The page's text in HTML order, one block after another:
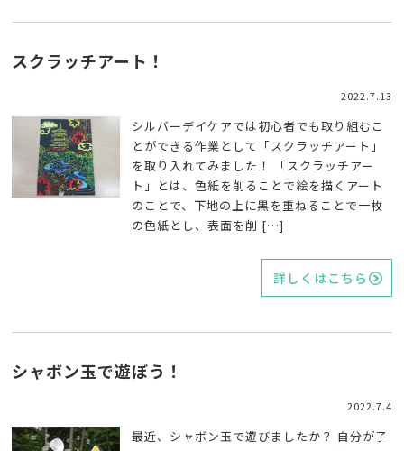
スクラッチアート！
2022.7.13
シルバーデイケアでは初心者でも取り組むこ
とができる作業として「スクラッチアート」
を取り入れてみました！ 「スクラッチアー
ト」とは、色紙を削ることで絵を描くアート
のことで、下地の上に黒を重ねることで一枚
の色紙とし、表面を削 […]
詳しくはこちら
シャボン玉で遊ぼう！
2022.7.4
最近、シャボン玉で遊びましたか？ 自分が子